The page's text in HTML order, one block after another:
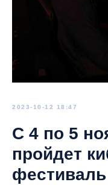
2023-10-12 18:47
С 4 по 5
пройдет